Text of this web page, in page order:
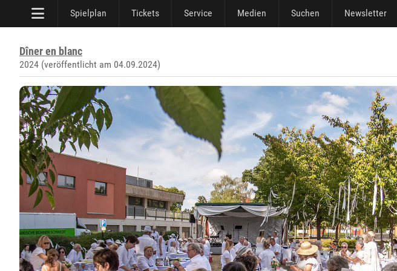
Spielplan Tickets Service Medien Suchen Newsletter
Dîner en blanc
2024 (veröffentlicht am 04.09.2024)